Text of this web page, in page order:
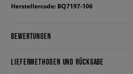
Herstellercode: BQ7197-106
BEWERTUNGEN
LIEFERMETHODEN UND RÜCKGABE